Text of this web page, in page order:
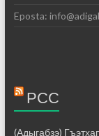
Eposta:
РСС
(Адыгабзэ)